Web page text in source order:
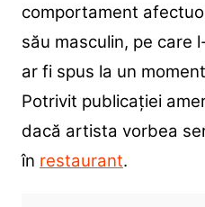
comportament
său masculin, pe care
ar fi spus la un
Potrivit publicației
dacă artista vorbea
în restaurant.